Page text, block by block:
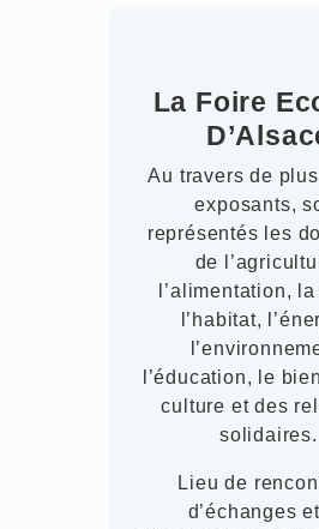
La Foire
Au travers de
exposants,
représentés les
de
l’alimentation,
l’habitat,
l’éducation, le
culture et des
solidaires.
Lieu de
d’échanges